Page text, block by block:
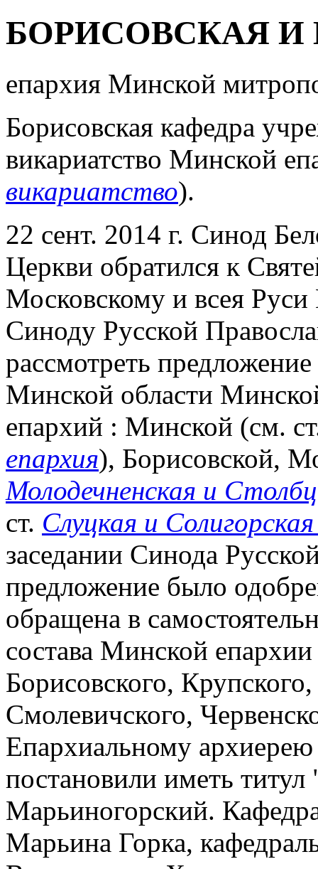
БОРИСОВСКАЯ
епархия Минской
Борисовская кафедра
викариатство Минской
викариатство).
22 сент. 2014 г. Синод
Церкви обратился к
Московскому и всея
Синоду Русской
рассмотреть
Минской области
епархий : Минской (см.
епархия), Борисовской,
Молодечненская и
ст. Слуцкая и
заседании Синода
предложение было
обращена в
состава Минской
Борисовского,
Смолевичского,
Епархиальному
постановили иметь
Марьиногорский.
Марьина Горка,